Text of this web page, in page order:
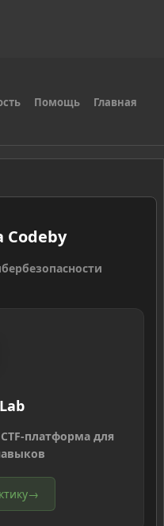
Помощь Главная
Codeby
платформа для
→